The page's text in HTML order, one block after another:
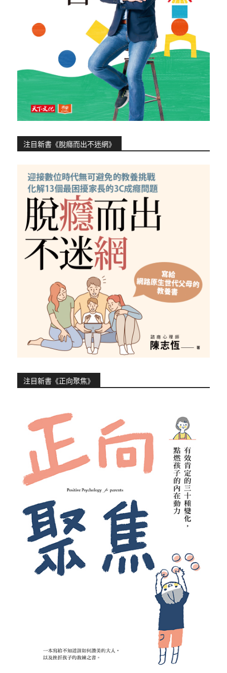
注目新書《脫癮而出不迷網》
注目新書《正向聚焦》